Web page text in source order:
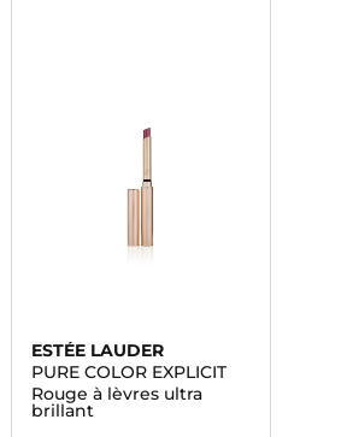
ESTÉE LAUDER
PURE COLOR EXPLICIT
Rouge à lèvres ultra
brillant